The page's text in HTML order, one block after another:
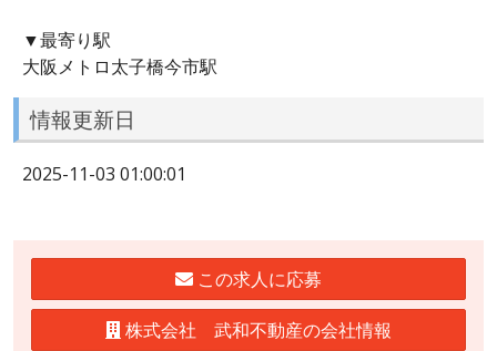
▼最寄り駅
大阪メトロ太子橋今市駅
情報更新日
2025-11-03 01:00:01
この求人に応募
株式会社 武和不動産の会社情報